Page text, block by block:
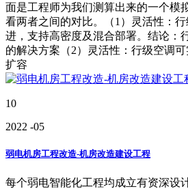
面是工程师为我们测算出来的一个模
看两者之间的对比。（1）灵活性：
进，支持高密度及混合部署。结论：
的解决方案（2）灵活性：行级空调
扩容
10
2022 -05
弱电机房工程改造-机房改造建设工程
每个弱电智能化工程均成立有资深设